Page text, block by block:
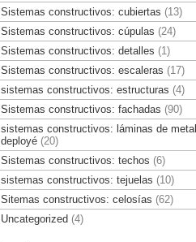
Sistemas constructivos: cubiertas (13)
Sistemas constructivos: cúpulas (24)
Sistemas constructivos: detalles (1)
Sistemas constructivos: escaleras (17)
sistemas constructivos: estructuras (4)
Sistemas constructivos: fachadas (90)
sistemas constructivos: láminas de metal
deployé(20)
Sistemas constructivos: techos (6)
sistemas constructivos: tejuelas (10)
Sitemas constructivos: celosías (62)
Uncategorized (4)